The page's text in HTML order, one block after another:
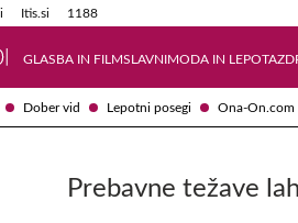
Dober vid Lepotni posegi Ona-On.com
Itis.si 1188
GLASBA IN FILMSLAVNIMODA IN LEPOTA
Tehnik
Prebavne težave